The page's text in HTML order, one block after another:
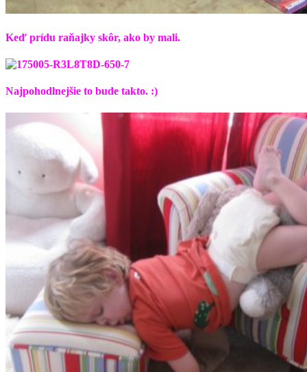
Keď prídu raňajky skôr, ako by mali.
Najpohodlnejšie to bude takto. :)